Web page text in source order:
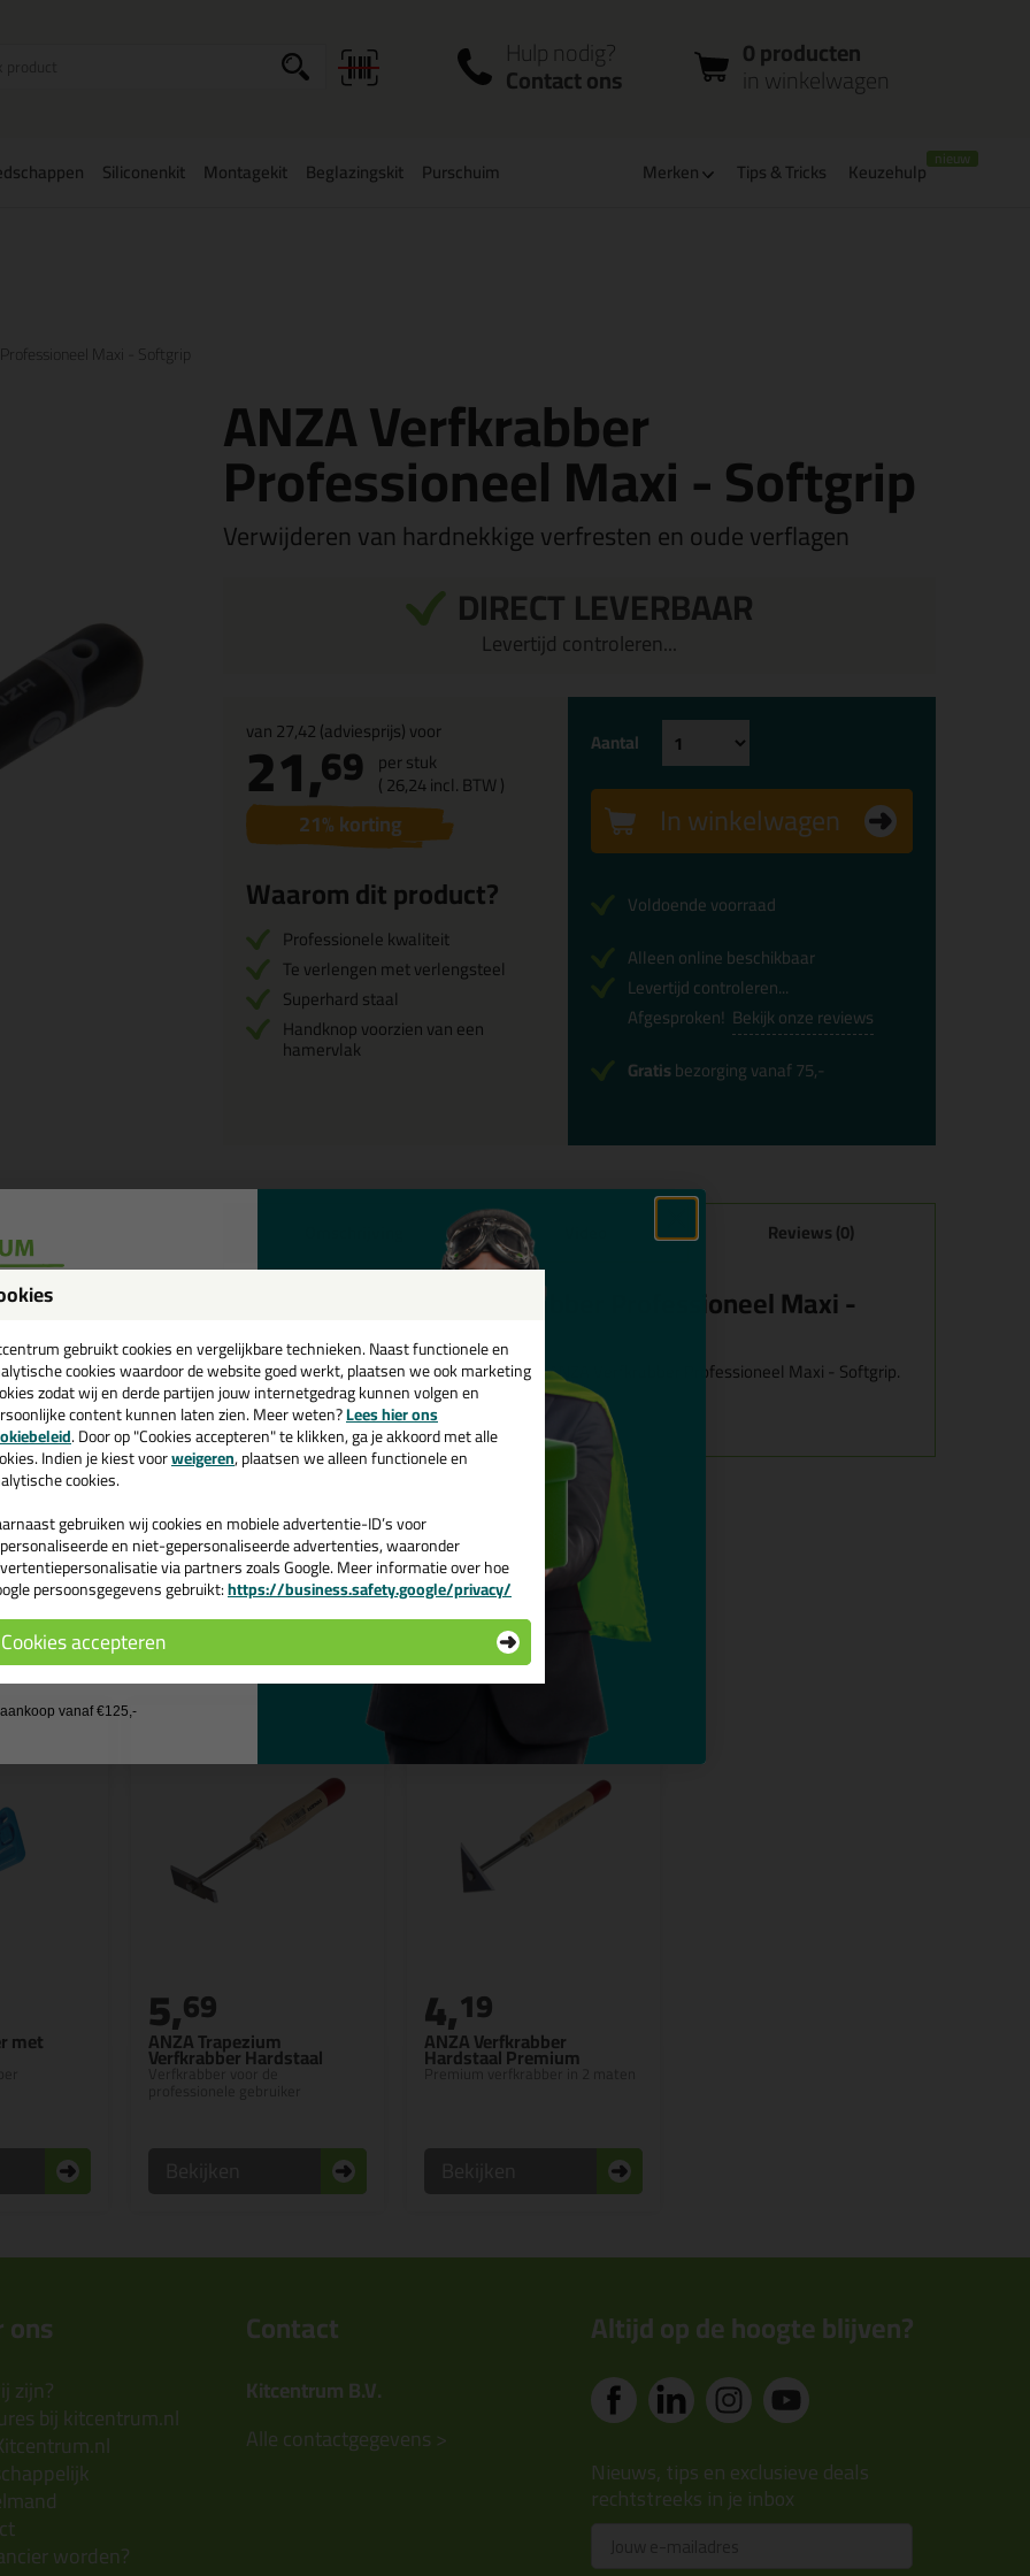
in winkelwagen
account
Hulp nodig?
Contact ons
0 producten
in winkelwagen
Siliconenkit Montagekit Beglazingskit Purschuim Merken Tips & Tricks Keuzehulp
Maxi - Softgrip
ANZA Verfkrabber
Professioneel Maxi - Softgrip
Verwijderen van hardnekkige verfresten en oude verflagen
DIRECT LEVERBAAR
Levertijd controleren...
van27,42(adviesprijs) voor
21,69 per stuk
(26,24incl. BTW )
21% korting
Waarom dit product?
Professionele kwaliteit
Te verlengen met verlengsteel
Superhard staal
Handknop voorzien van een
hamervlak
Aantal
In winkelwagen
Voldoende voorraad
Alleen online beschikbaar
Levertijd controleren...
Afgesproken! Bekijk onze reviews
Gratisbezorging vanaf 75,-
Reviews (0)
ANZA Verfkrabber Professioneel Maxi -
Softgrip
Er zijn nog geen reviews geschreven voor ANZA Verfkrabber Professioneel Maxi - Softgrip.
Schrijf als eerste een review!
met ANZA Trapezium
Verfkrabber Hardstaal
Verfkrabber voor de
5,69
ANZA Verfkrabber
Hardstaal Premium
Premium verfkrabber in 2 maten
4,19
ons
zijn?
bij kitcentrum.nl
worden?
Contact
Kitcentrum B.V.
Alle contactgegevens >
Altijd op de hoogte blijven?
Nieuws, tips en exclusieve deals
rechtstreeks in je inbox
gebruikt cookies en vergelijkbare technieken. Naast functionele en
cookies waardoor de website goed werkt, plaatsen we ook marketing
zodat wij en derde partijen jouw internetgedrag kunnen volgen en
content kunnen laten zien. Meer weten?Lees hier ons
. Door op "Cookies accepteren" te klikken, ga je akkoord met alle
Indien je kiest voorweigeren, plaatsen we alleen functionele en
cookies.
gebruiken wij cookies en mobiele advertentie-ID’s voor
en niet-gepersonaliseerde advertenties, waaronder
via partners zoals Google. Meer informatie over hoe
persoonsgegevens gebruikt:https://business.safety.google/privacy/
Cookies accepteren
💚
en ontvang een
€35,-bij je eerste bestelling!
de actiecode ›
geen cadeau
vanaf €125,-